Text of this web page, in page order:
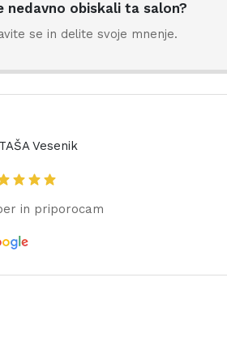
nedavno obiskali ta salon?
se in delite svoje mnenje.
Vesenik
in priporocam